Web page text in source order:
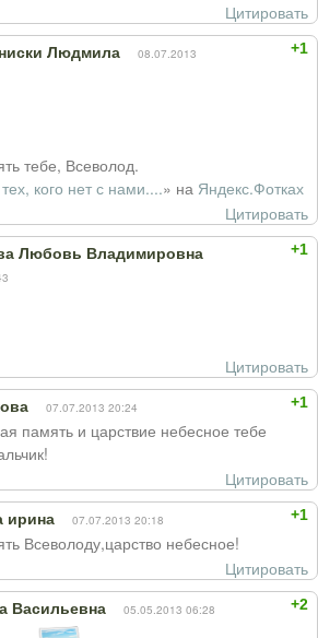
Цитировать
+1
Людмила
08.07.2013
тебе, Всеволод.
кого нет с нами....» на Яндекс.Фотках
Цитировать
+1
Любовь Владимировна
Цитировать
+1
07.07.2013 20:24
память и царствие небесное тебе
Цитировать
+1
ирина 07.07.2013 20:18
Всеволоду,царство небесное!
Цитировать
+2
Васильевна 05.05.2013 06:28